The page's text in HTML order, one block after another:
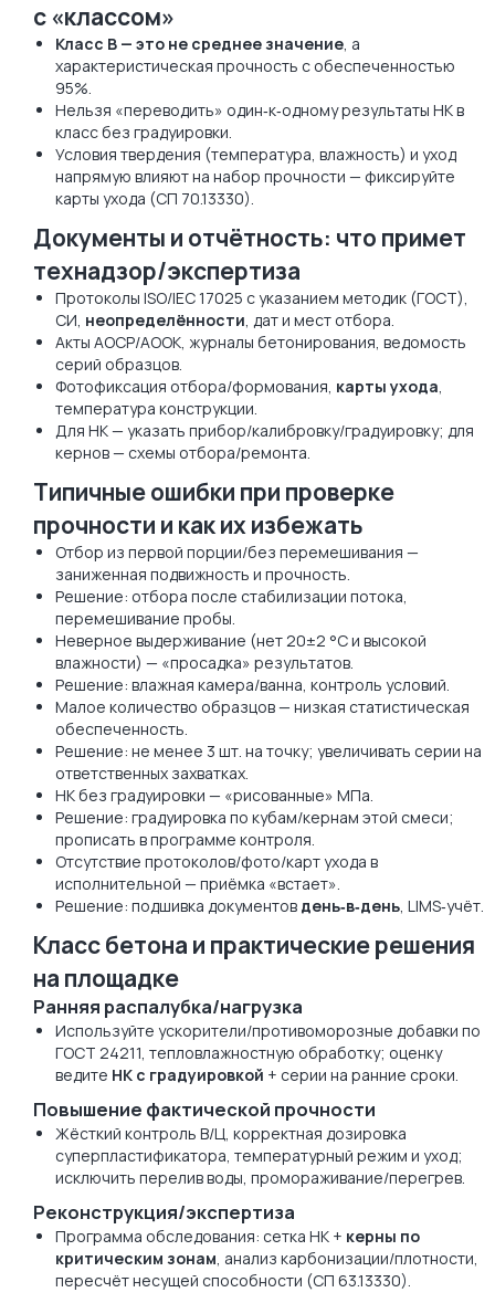
с «классом»
Класс B — это не среднее значение, а
характеристическая прочность с обеспеченностью
95%.
Нельзя «переводить» один‑к‑одному результаты НК в
класс без градуировки.
Условия твердения (температура, влажность) и уход
напрямую влияют на набор прочности — фиксируйте
карты ухода (СП 70.13330).
Документы и отчётность: что примет
технадзор/экспертиза
Протоколы ISO/IEC 17025 с указанием методик (ГОСТ),
СИ, неопределённости, дат и мест отбора.
Акты АОСР/АООК, журналы бетонирования, ведомость
серий образцов.
Фотофиксация отбора/формования, карты ухода,
температура конструкции.
Для НК — указать прибор/калибровку/градуировку; для
кернов — схемы отбора/ремонта.
Типичные ошибки при проверке
прочности и как их избежать
Отбор из первой порции/без перемешивания —
заниженная подвижность и прочность.
Решение: отбора после стабилизации потока,
перемешивание пробы.
Неверное выдерживание (нет 20±2 °C и высокой
влажности) — «просадка» результатов.
Решение: влажная камера/ванна, контроль условий.
Малое количество образцов — низкая статистическая
обеспеченность.
Решение: не менее 3 шт. на точку; увеличивать серии на
ответственных захватках.
НК без градуировки — «рисованные» МПа.
Решение: градуировка по кубам/кернам этой смеси;
прописать в программе контроля.
Отсутствие протоколов/фото/карт ухода в
исполнительной — приёмка «встает».
Решение: подшивка документов день‑в‑день, LIMS‑учёт.
Класс бетона и практические решения
на площадке
Ранняя распалубка/нагрузка
Используйте ускорители/противоморозные добавки по
ГОСТ 24211, тепловлажностную обработку; оценку
ведите НК с градуировкой + серии на ранние сроки.
Повышение фактической прочности
Жёсткий контроль В/Ц, корректная дозировка
суперпластификатора, температурный режим и уход;
исключить перелив воды, промораживание/перегрев.
Реконструкция/экспертиза
Программа обследования: сетка НК + керны по
критическим зонам, анализ карбонизации/плотности,
пересчёт несущей способности (СП 63.13330).